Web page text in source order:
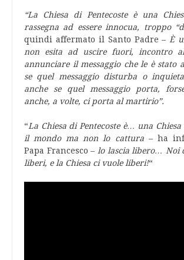
“La Chiesa di Pentecoste è una
rassegna ad essere innocua, troppo
quindi affermato il Santo Padre – È
non esita ad uscire fuori, incontro
annunciare il messaggio che le è stato
se quel messaggio disturba o
anche se quel messaggio porta,
anche, a volte, ci porta al martirio”.
“La Chiesa di Pentecoste è… una
il mondo ma non lo cattura– ha
Papa Francesco – lo lascia libero… Noi
liberi, e la Chiesa ci vuole liberi!“